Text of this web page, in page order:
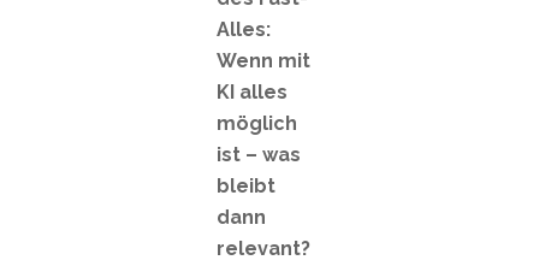
Alles:
Wenn mit
KI alles
möglich
ist – was
bleibt
dann
relevant?